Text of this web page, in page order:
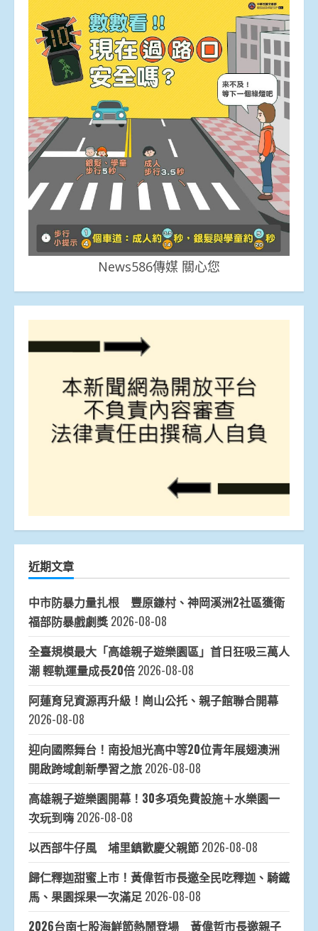
News586傳媒 關心您
近期文章
中市防暴力量扎根 豐原鎌村、神岡溪洲2社區獲衛
福部防暴戲劇獎 2026-08-08
全臺規模最大「高雄親子遊樂園區」首日狂吸三萬人
潮 輕軌運量成長20倍 2026-08-08
阿蓮育兒資源再升級！崗山公托、親子館聯合開幕
2026-08-08
迎向國際舞台！南投旭光高中等20位青年展翅澳洲
開啟跨域創新學習之旅 2026-08-08
高雄親子遊樂園開幕！30多項免費設施＋水樂園一
次玩到嗨 2026-08-08
以西部牛仔風 埔里鎮歡慶父親節 2026-08-08
歸仁釋迦甜蜜上市！黃偉哲市長邀全民吃釋迦、騎鐵
馬、果園採果一次滿足 2026-08-08
2026台南七股海鮮節熱鬧登場 黃偉哲市長邀親子